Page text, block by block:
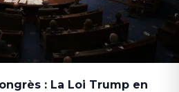
: La Loi Trump en